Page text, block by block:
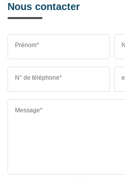
Nous contacter
Prénom*
N° de téléphone*
Message*